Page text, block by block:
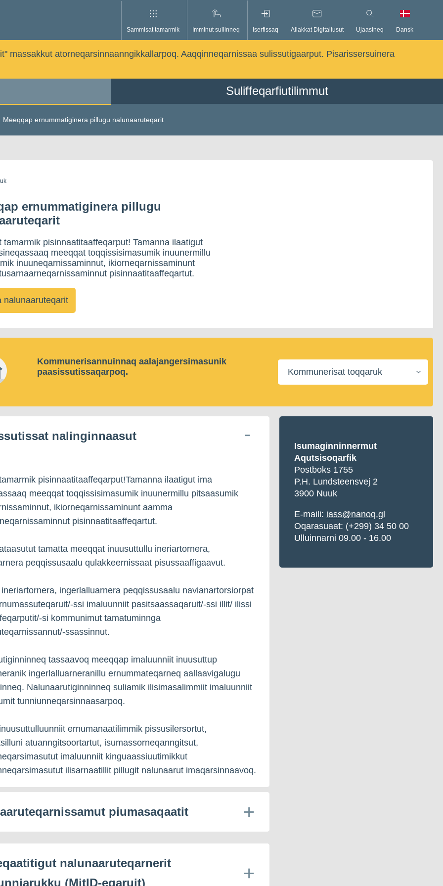
Sammisat tamarmik Imminut sullinneq Iserfissaq Allakkat Digitaliusut Ujaasineq Dansk
massakkut atorneqarsinnaanngikkallarpoq. Aaqqinneqarnissaa sulissutigaarput. Pisarissersuinera
Suliffeqarfiutilimmut
Meeqqap ernummatiginera pillugu nalunaaruteqarit
ernummatiginera pillugu
tamarmik pisinnaatitaaffeqarput! Tamanna ilaatigut
meeqqat toqqissisimasumik inuunermillu
inuuneqarnissaminnut, ikiorneqarnissaminunt
pisinnaatitaaffeqartut.
nalunaaruteqarit
Kommunerisannuinnaq aalajangersimasunik
paasissutissaqarpoq.
Kommunerisat
toqqaruk
nalinginnaasut
pisinnaatitaaffeqarput!Tamanna ilaatigut ima
meeqqat toqqissisimasumik inuunermillu pitsaasumik
ikiorneqarnissaminunt aamma
pisinnaatitaaffeqartut.
tamatta meeqqat inuusuttullu ineriartornera,
peqqissusaalu qulakkeernissaat pisussaaffigaavut.
ingerlalluarnera peqqissusaalu navianartorsiorpat
ssi imaluunniit pasitsaassaqaruit/-ssi illit/ ilissi
si kommunimut tamatuminnga
ssassinnut.
tassaavoq meeqqap imaluunniit inuusuttup
ingerlalluarneranillu ernummateqarneq aallaavigalugu
Nalunaarutiginninneq suliamik ilisimasalimmiit imaluunniit
tunniunneqarsinnaasarpoq.
ernumanaatilimmik pissusilersortut,
atuanngitsoortartut, isumassorneqanngitsut,
imaluunniit kinguaassiuutimikkut
ilisarnaatillit pillugit nalunaarut imaqarsinnaavoq.
piumasaqaatit
nalunaaruteqarnerit
(MitID-eqaruit)
Isumaginninnermut
Aqutsisoqarfik
Postboks 1755
P.H. Lundsteensvej 2
3900 Nuuk
E-maili: iass@nanoq.gl
Oqarasuaat: (+299) 34 50 00
Ulluinnarni 09.00 - 16.00